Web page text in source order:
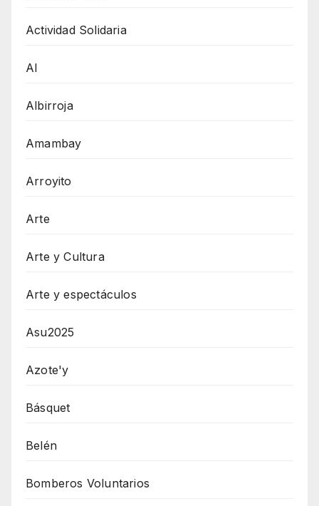
Actividad Solidaria
AI
Albirroja
Amambay
Arroyito
Arte
Arte y Cultura
Arte y espectáculos
Asu2025
Azote'y
Básquet
Belén
Bomberos Voluntarios